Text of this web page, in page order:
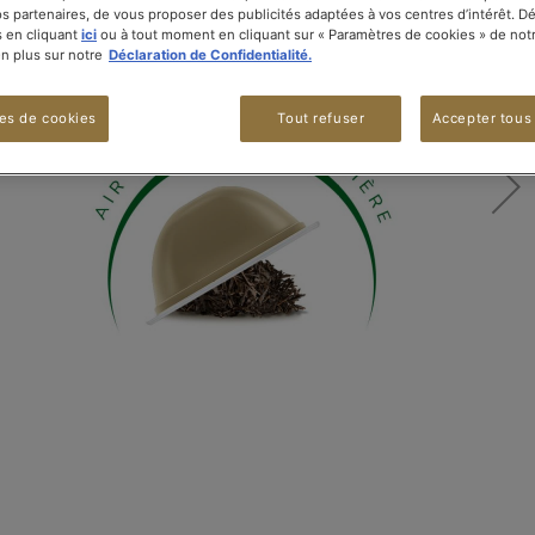
partenaires, de vous proposer des publicités adaptées à vos centres d’intérêt.
en cliquant ici ou à tout moment en cliquant sur « Paramètres de cookies » de
plus sur notre Déclaration de Confidentialité.
Tout refuser Accepter
de cookies